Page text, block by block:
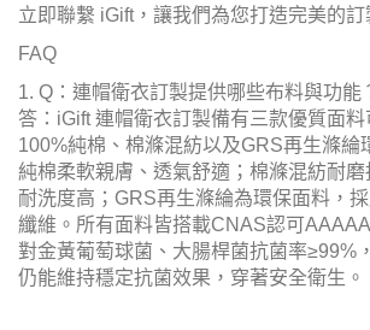
立即聯繫 iGift，讓我們為您打造完美的訂
FAQ
1. Q：連帽衛衣訂製提供哪些布料與功能
答：iGift 連帽衛衣訂製備有三款優質面
100%純棉、棉滌混紡以及GRS再生滌綸
純棉柔軟親膚、透氣舒適；棉滌混紡耐磨
耐洗度高；GRS再生滌綸為環保面料，
纖維。所有面料皆搭載CNAS認可
對金黃葡萄球菌、大腸桿菌抗菌率≥99%
仍能維持穩定抗菌效果，穿著安全衛生。